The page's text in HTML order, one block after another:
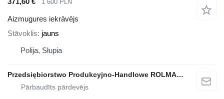
1 600 PLN
Aizmugures iekrāvējs
Stāvoklis jauns
Polija, Słupia
Przedsiębiorstwo Produkcyjno-Handlowe ROLMAPOL Marcin Dziekan